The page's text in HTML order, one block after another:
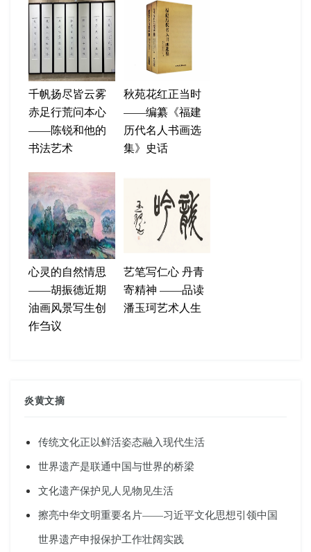
千帆扬尽皆云雾
赤足行荒问本心
——陈锐和他的
书法艺术
秋苑花红正当时
——编纂《福建
历代名人书画选
集》史话
心灵的自然情思
——胡振德近期
油画风景写生创
作刍议
艺笔写仁心 丹青
寄精神 ——品读
潘玉珂艺术人生
炎黄文摘
传统文化正以鲜活姿态融入现代生活
世界遗产是联通中国与世界的桥梁
文化遗产保护见人见物见生活
擦亮中华文明重要名片——习近平文化思想引领中国
世界遗产申报保护工作壮阔实践